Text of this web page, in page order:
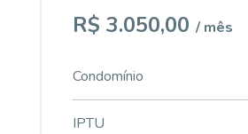
R$ 3.050,00 / mês
Condomínio
IPTU